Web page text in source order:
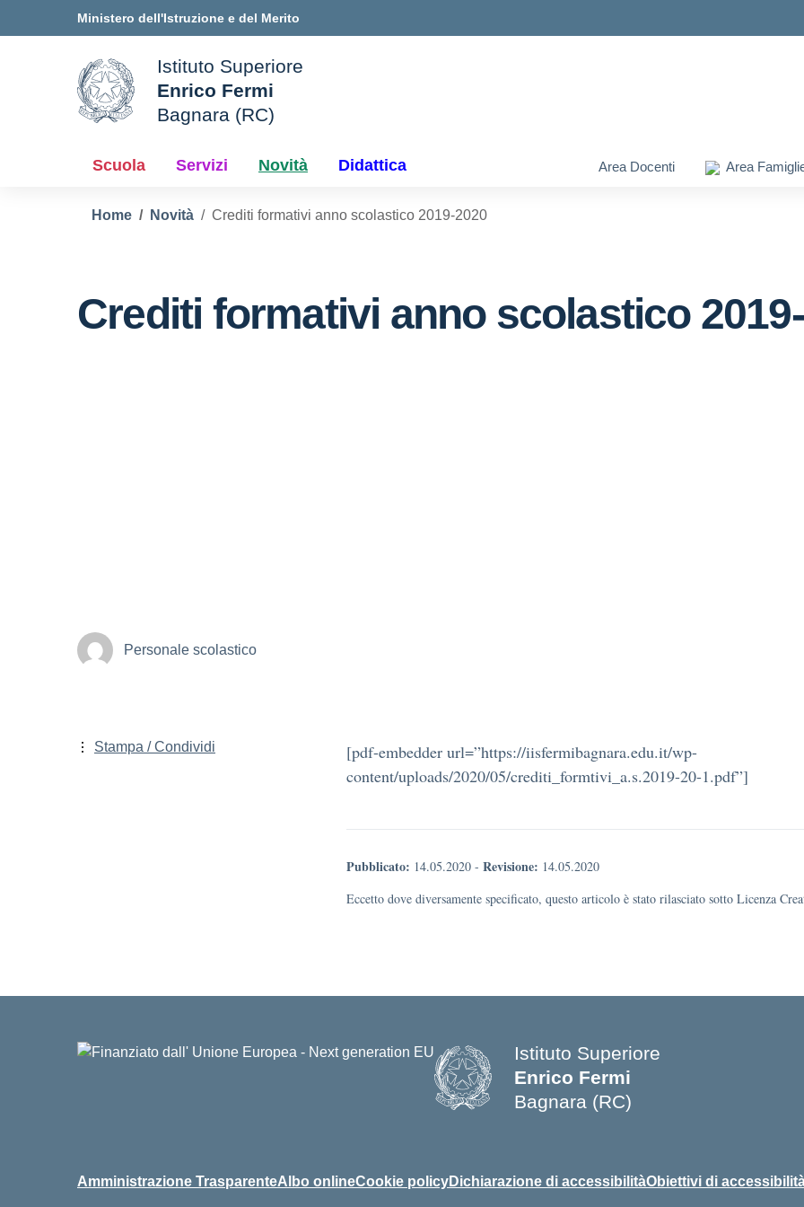
Ministero dell'Istruzione e del Merito
della scuola
Istituto Superiore
Enrico Fermi
Bagnara (RC)
Scuola Servizi Novità Didattica Area Docenti Area
Home Novità Crediti formativi anno scolastico 2019-2020
Crediti formativi anno scolastico
Personale scolastico
[pdf-embedder url=”https://iisfermibagnara.edu.it/wp-
content/uploads/2020/05/crediti_formtivi_a.s.2019-20-1.pdf”]
Pubblicato: 14.05.2020 - Revisione: 14.05.2020
Eccetto dove diversamente specificato, questo articolo è stato rilasciato sotto Licenza
Stampa / Condividi
Istituto Superiore
Enrico Fermi
Bagnara (RC)
Amministrazione TrasparenteAlbo onlineCookie policyDichiarazione di accessibilitàObiettivi di